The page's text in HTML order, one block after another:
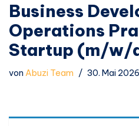
Business
Operations
Startup (m/w/
vonAbuzi Team 30. Mai 2026